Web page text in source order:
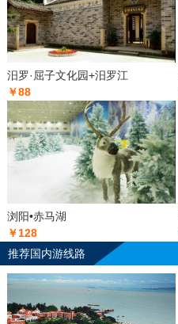
汨罗·屈子文化园+汨罗江
￥88
浏阳•赤马湖
￥128
推荐国内游线路